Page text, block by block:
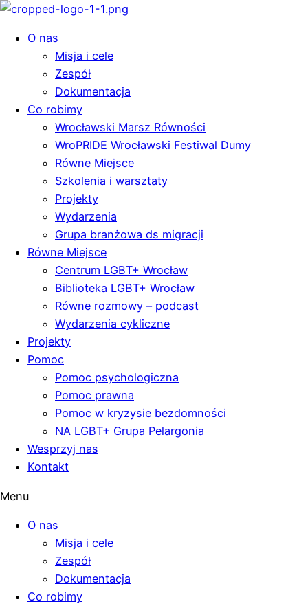
O nas
Misja i cele
Zespół
Dokumentacja
Co robimy
Wrocławski Marsz Równości
WroPRIDE Wrocławski Festiwal Dumy
Równe Miejsce
Szkolenia i warsztaty
Projekty
Wydarzenia
Grupa branżowa ds migracji
Równe Miejsce
Centrum LGBT+ Wrocław
Biblioteka LGBT+ Wrocław
Równe rozmowy – podcast
Wydarzenia cykliczne
Projekty
Pomoc
Pomoc psychologiczna
Pomoc prawna
Pomoc w kryzysie bezdomności
NA LGBT+ Grupa Pelargonia
Wesprzyj nas
Kontakt
Menu
O nas
Misja i cele
Zespół
Dokumentacja
Co robimy